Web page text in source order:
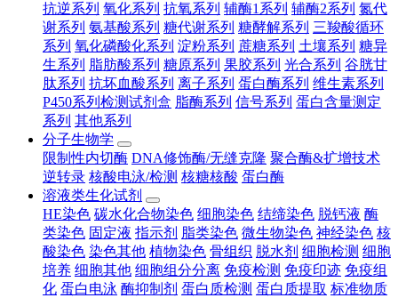
抗逆系列 氧化系列 抗氧系列 辅酶1系列 辅酶2系列 氮代
谢系列 氨基酸系列 糖代谢系列 糖酵解系列 三羧酸循环
系列 氧化磷酸化系列 淀粉系列 蔗糖系列 土壤系列 糖异
生系列
脂肪酸系列 糖原系列 果胶系列 光合系列 谷胱甘
肽系列 抗坏血酸系列 离子系列 蛋白酶系列 维生素系列
P450系列检测试剂盒 脂酶系列 信号系列 蛋白含量测定
系列 其他系列
分子生物学
限制性内切酶 DNA修饰酶/无缝克隆 聚合酶&扩增技术
逆转录 核酸电泳/检测 核糖核酸 蛋白酶
溶液类生化试剂
HE染色 碳水化合物染色 细胞染色 结缔染色 脱钙液 酶
类染色 固定液 指示剂 脂类染色 微生物染色 神经染色 核
酸染色 染色其他 植物染色 骨组织 脱水剂 细胞检测 细胞
培养 细胞其他 细胞组分分离 免疫检测 免疫印迹 免疫组
化 蛋白电泳 酶抑制剂 蛋白质检测 蛋白质提取 标准物质